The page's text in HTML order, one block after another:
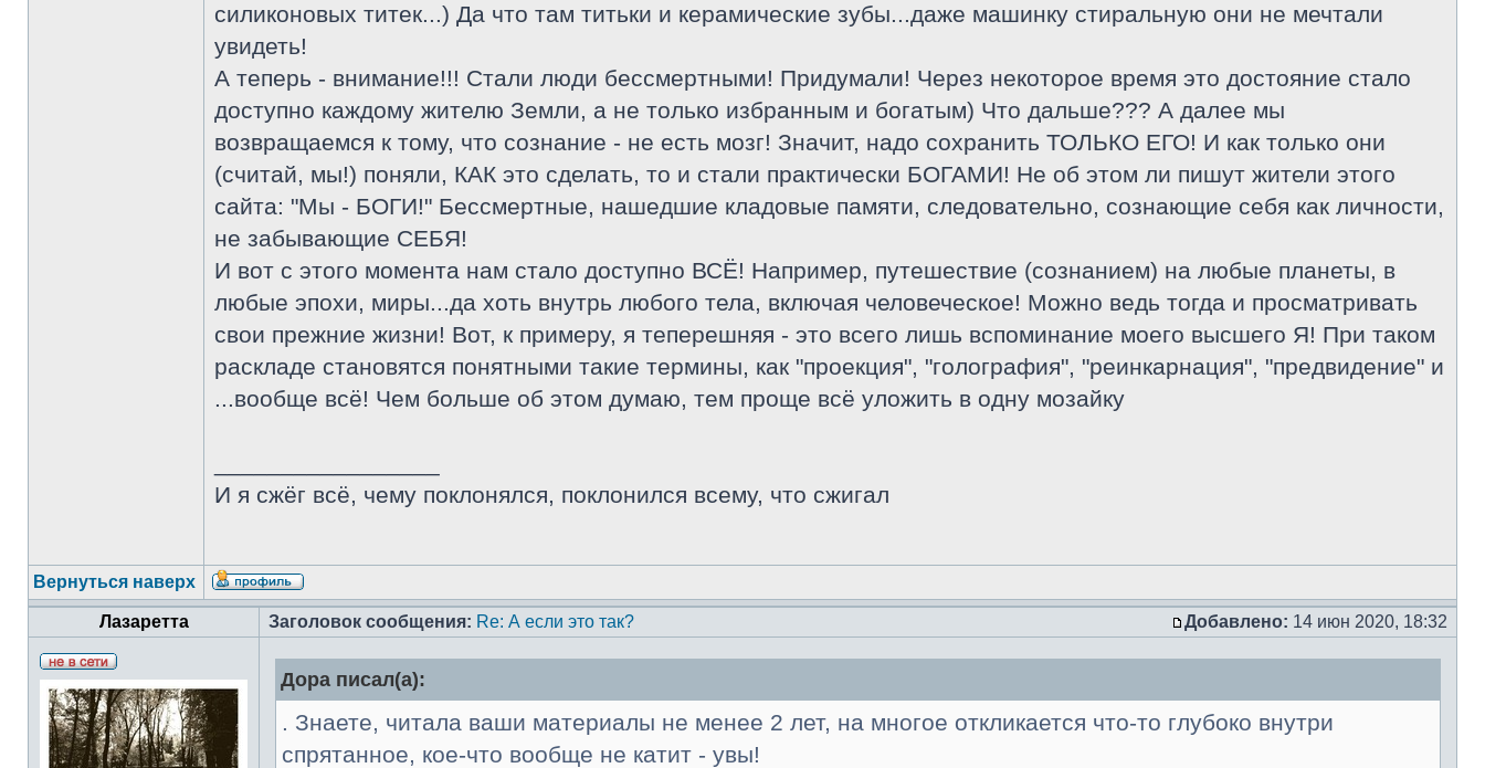
силиконовых титек...) Да что там титьки и керамические зубы...даже машинку стиральную они не мечтали
увидеть!
А теперь - внимание!!! Стали люди бессмертными! Придумали! Через некоторое время это достояние стало
доступно каждому жителю Земли, а не только избранным и богатым) Что дальше??? А далее мы
возвращаемся к тому, что сознание - не есть мозг! Значит, надо сохранить ТОЛЬКО ЕГО! И как только они
(считай, мы!) поняли, КАК это сделать, то и стали практически БОГАМИ! Не об этом ли пишут жители этого
сайта: "Мы - БОГИ!" Бессмертные, нашедшие кладовые памяти, следовательно, сознающие себя как личности,
не забывающие СЕБЯ!
И вот с этого момента нам стало доступно ВСЁ! Например, путешествие (сознанием) на любые планеты, в
любые эпохи, миры...да хоть внутрь любого тела, включая человеческое! Можно ведь тогда и просматривать
свои прежние жизни! Вот, к примеру, я теперешняя - это всего лишь вспоминание моего высшего Я! При таком
раскладе становятся понятными такие термины, как "проекция", "голография", "реинкарнация", "предвидение" и
...вообще всё! Чем больше об этом думаю, тем проще всё уложить в одну мозайку
И я сжёг всё, чему поклонялся, поклонился всему, что сжигал
Вернуться наверх
Лазаретта Заголовок сообщения: Re: А если это так? Добавлено: 14 июн 2020, 18:32
Дора писал(а):
. Знаете, читала ваши материалы не менее 2 лет, на многое откликается что-то глубоко внутри
спрятанное, кое-что вообще не катит - увы!